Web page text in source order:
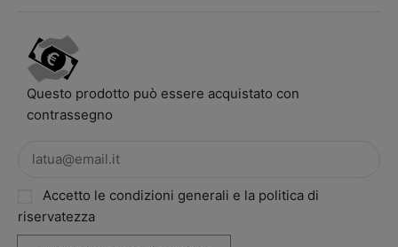
Questo prodotto può essere acquistato con
contrassegno
Accetto le condizioni generali e la politica di
riservatezza